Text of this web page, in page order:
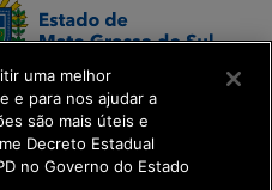
uma melhor
e para nos ajudar a
são mais úteis e
Decreto Estadual
no Governo do Estado